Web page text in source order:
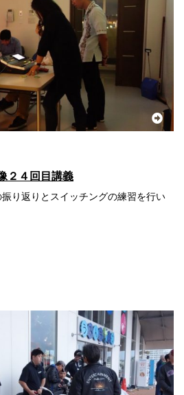
２４回目講義
り返りとスイッチングの練習を行い